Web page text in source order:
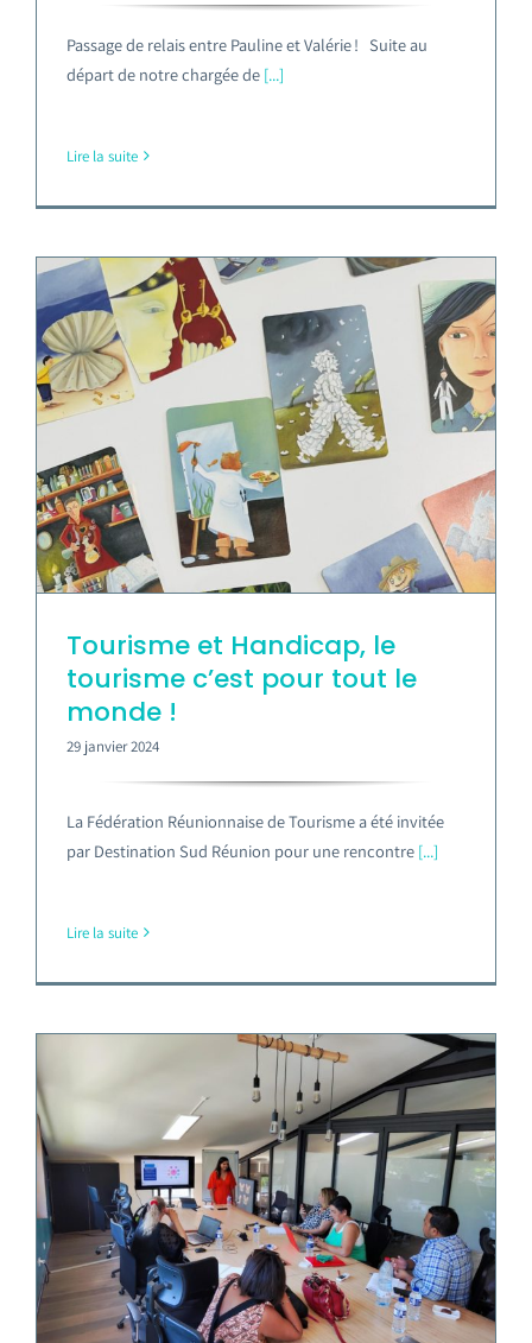
Passage de relais entre Pauline et Valérie ! Suite au
départ de notre chargée de[...]
Lire la suite
Tourisme et Handicap, le
tourisme c’est pour tout le
monde !
29 janvier 2024
La Fédération Réunionnaise de Tourisme a été invitée
par Destination Sud Réunion pour une rencontre[...]
Lire la suite